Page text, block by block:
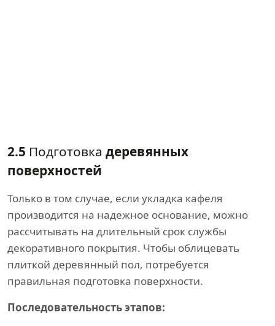
2.5 Подготовка деревянных
поверхностей
Только в том случае, если укладка кафеля
производится на надежное основание, можно
рассчитывать на длительный срок службы
декоративного покрытия. Чтобы облицевать
плиткой деревянный пол, потребуется
правильная подготовка поверхности.
Последовательность этапов: